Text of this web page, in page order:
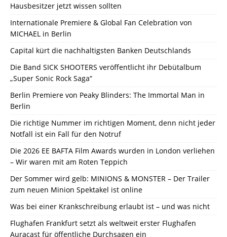
Hausbesitzer jetzt wissen sollten
Internationale Premiere & Global Fan Celebration von
MICHAEL in Berlin
Capital kürt die nachhaltigsten Banken Deutschlands
Die Band SICK SHOOTERS veröffentlicht ihr Debütalbum
„Super Sonic Rock Saga“
Berlin Premiere von Peaky Blinders: The Immortal Man in
Berlin
Die richtige Nummer im richtigen Moment, denn nicht jeder
Notfall ist ein Fall für den Notruf
Die 2026 EE BAFTA Film Awards wurden in London verliehen
– Wir waren mit am Roten Teppich
Der Sommer wird gelb: MINIONS & MONSTER – Der Trailer
zum neuen Minion Spektakel ist online
Was bei einer Krankschreibung erlaubt ist – und was nicht
Flughafen Frankfurt setzt als weltweit erster Flughafen
Auracast für öffentliche Durchsagen ein